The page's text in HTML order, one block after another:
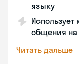
языку
общения
Читать дальше